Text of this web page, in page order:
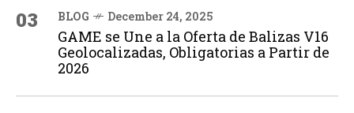
03 BLOG December 24, 2025
GAME se Une a la Oferta de Balizas V16
Geolocalizadas, Obligatorias a Partir de
2026